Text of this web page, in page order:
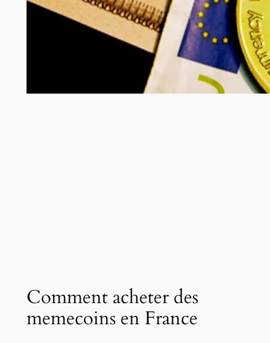
Comment acheter des
memecoins en France